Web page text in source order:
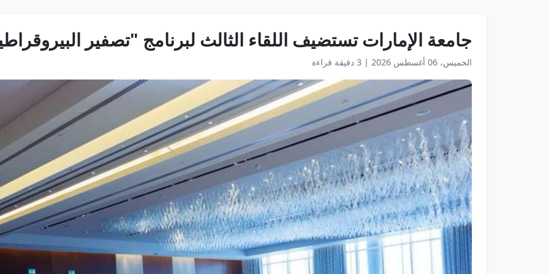
جامعة الإمارات تستضيف اللقاء الثالث لبرنامج "تصفير
الخميس، 06 أغسطس 2026 | 3 دقيقة قراءة